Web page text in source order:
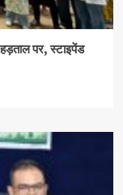
पर, स्टाइपेंड